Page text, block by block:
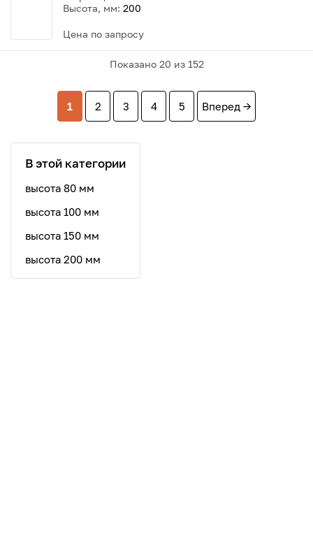
Высота, мм: 200
Цена по запросу
Показано 20 из 152
1 2 3 4 5 Вперед →
В этой категории
высота 80 мм
высота 100 мм
высота 150 мм
высота 200 мм